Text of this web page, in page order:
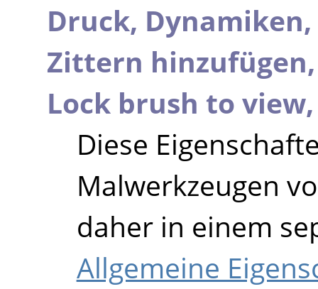
Druck, Dynamiken,
Zittern
Lock brush to
Diese
Malwerkzeugen
daher in einem
Allgemeine